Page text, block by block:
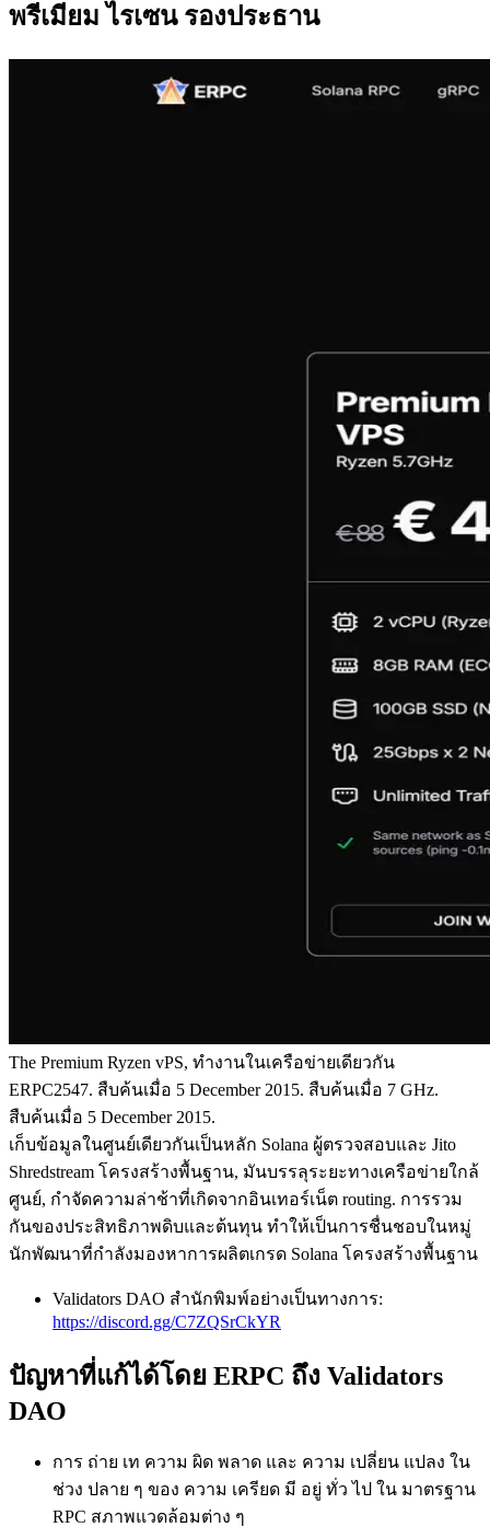
พรีเมียม ไรเซน รองประธาน
The Premium Ryzen vPS, ทํางานในเครือข่ายเดียวกัน
ERPC2547. สืบค้นเมื่อ 5 December 2015. สืบค้นเมื่อ 7 GHz.
สืบค้นเมื่อ 5 December 2015.
เก็บข้อมูลในศูนย์เดียวกันเป็นหลัก Solana ผู้ตรวจสอบและ Jito
Shredstream โครงสร้างพื้นฐาน, มันบรรลุระยะทางเครือข่ายใกล้
ศูนย์, กําจัดความล่าช้าที่เกิดจากอินเทอร์เน็ต routing. การรวม
กันของประสิทธิภาพดิบและต้นทุน ทําให้เป็นการชื่นชอบในหมู่
นักพัฒนาที่กําลังมองหาการผลิตเกรด Solana โครงสร้างพื้นฐาน
Validators DAO สํานักพิมพ์อย่างเป็นทางการ:
https://discord.gg/C7ZQSrCkYR
ปัญหาที่แก้ได้โดย ERPC ถึง Validators
DAO
การ ถ่าย เท ความ ผิด พลาด และ ความ เปลี่ยน แปลง ใน
ช่วง ปลาย ๆ ของ ความ เครียด มี อยู่ ทั่ว ไป ใน มาตรฐาน
RPC สภาพแวดล้อมต่าง ๆ